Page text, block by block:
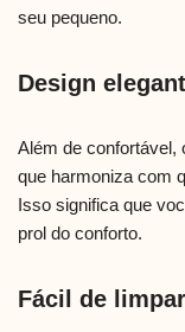
seu pequeno.
Design
Além de confortável,
que harmoniza com
Isso significa que
prol do conforto.
Fácil de limpar